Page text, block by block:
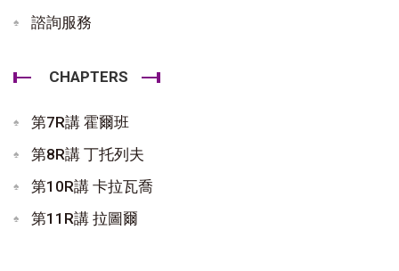
諮詢服務
CHAPTERS
第7R講 霍爾班
第8R講 丁托列夫
第10R講 卡拉瓦喬
第11R講 拉圖爾